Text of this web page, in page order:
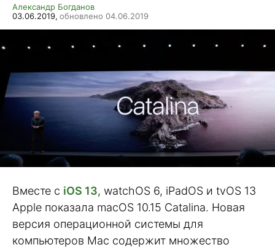
Александр Богданов
03.06.2019, обновлено 04.06.2019
Вместе с iOS 13, watchOS 6, iPadOS и tvOS 13
Apple показала macOS 10.15 Catalina. Новая
версия операционной системы для
компьютеров Mac содержит множество